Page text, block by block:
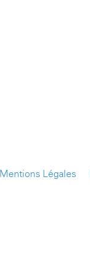
Mentions Légales